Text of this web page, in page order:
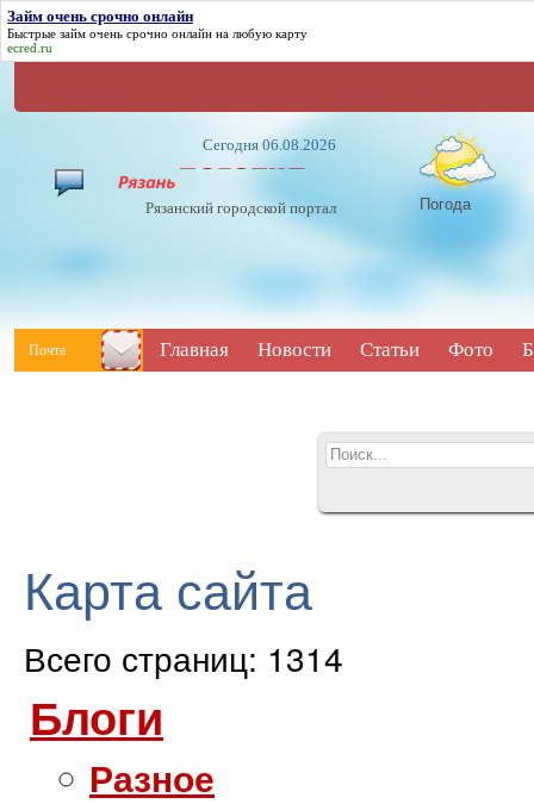
Займ очень срочно онлайн
Быстрые займ очень срочно онлайн на любую карту
ecred.ru
Сегодня 06.08.2026
Рязанский городской портал Погода
Почта Главная Новости Статьи Фото
Карта сайта
Всего страниц: 1314
Блоги
Разное